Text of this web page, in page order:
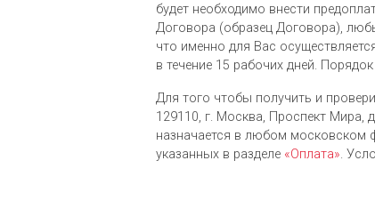
будет необходимо внести
Договора (образец Договора),
что именно для Вас
в течение 15 рабочих дней.
Для того чтобы получить и
129110, г. Москва, Проспект Мира,
назначается в любом московском
указанных в разделе «Оплата».